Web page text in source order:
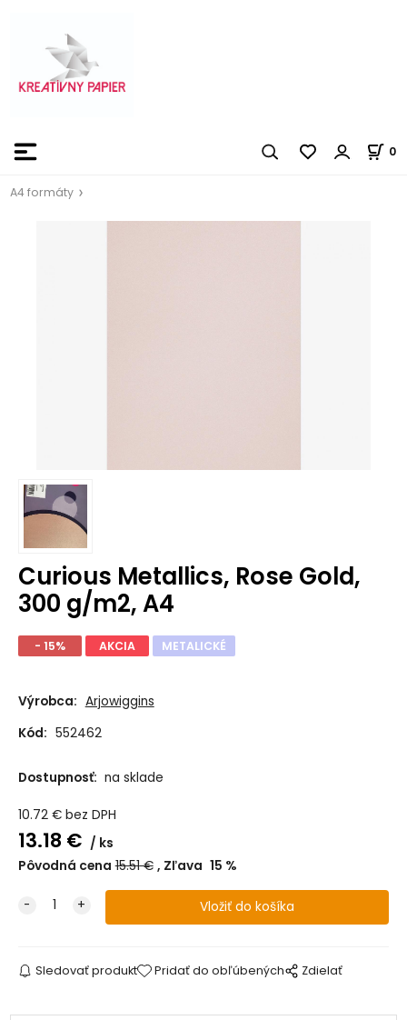
0
A4 formáty
Curious Metallics, Rose Gold,
300 g/m2, A4
- 15% AKCIA METALICKÉ
Výrobca: Arjowiggins
Kód: 552462
Dostupnosť: na sklade
10.72€ bez DPH
13.18 €
ks
Pôvodná cena 15.51€ Zľava 15 %
Sledovať produkt Pridať do obľúbených Zdielať